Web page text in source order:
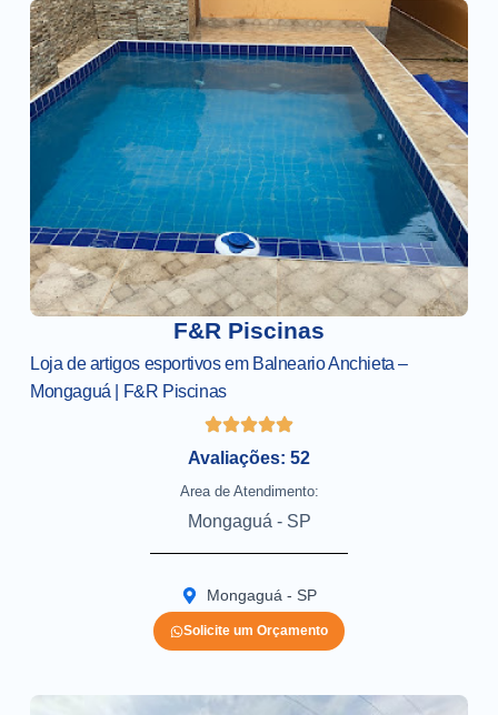
F&R Piscinas
Loja de artigos esportivos em Balneario Anchieta –
Mongaguá | F&R Piscinas
Avaliações: 52
Area de Atendimento:
Mongaguá - SP
Mongaguá - SP
Solicite um Orçamento